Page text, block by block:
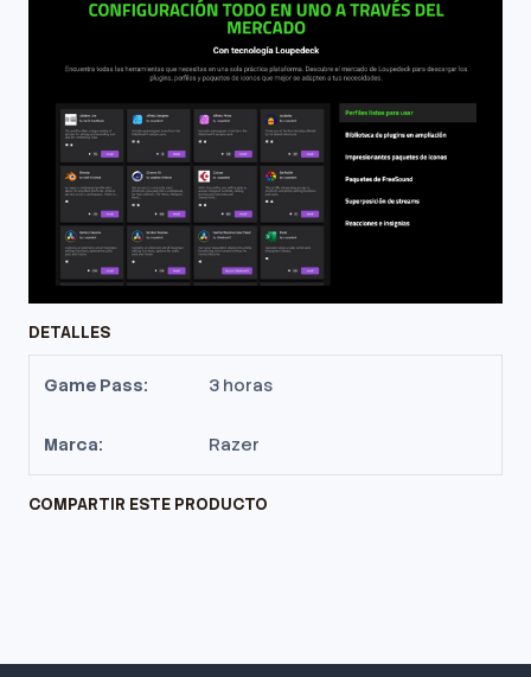
DETALLES
Game Pass: 3 horas
Marca: Razer
COMPARTIR ESTE PRODUCTO